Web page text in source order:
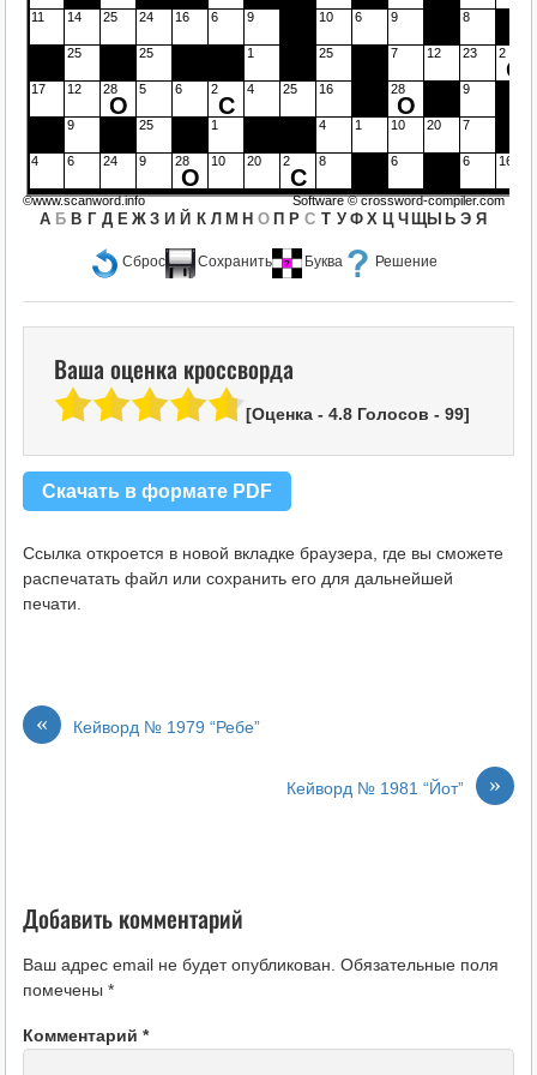
Сброс Сохранить Буква Решение
11 14 25 24 16 6 9 10 6 9 8
25 25 1 25 7 12 23 2
С
17 12 28
О
5 6 2
С
4 25 16 28
О
9
9 25 1 4 1 10 20 7
4 6 24 9 28
О
10 20 2
С
8 6 6 16
А Б В Г Д Е Ж З И Й К Л М Н О П Р С Т У Ф Х Ц Ч ЩЫ Ь Э Я
©www.scanword.info Software ©crossword-compiler.com
Ваша оценка кроссворда
[Оценка - 4.8Голосов - 99]
Скачать в формате PDF
Ссылка откроется в новой вкладке браузера, где вы сможете
распечатать файл или сохранить его для дальнейшей
печати.
« Кейворд № 1979 “Ребе”
»
Кейворд № 1981 “Йот”
Добавить комментарий
Ваш адрес email не будет опубликован. Обязательные поля
помечены *
Комментарий *